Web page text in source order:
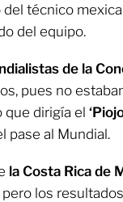
del técnico
del equipo.
de la
pues no
que dirigía el
pase al Mundial.
la Costa Rica de
los